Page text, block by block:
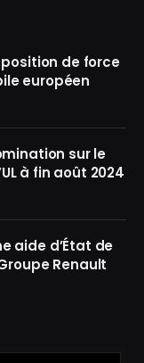
de force
européen
sur le
à fin août 2024
aide d’État de
Renault